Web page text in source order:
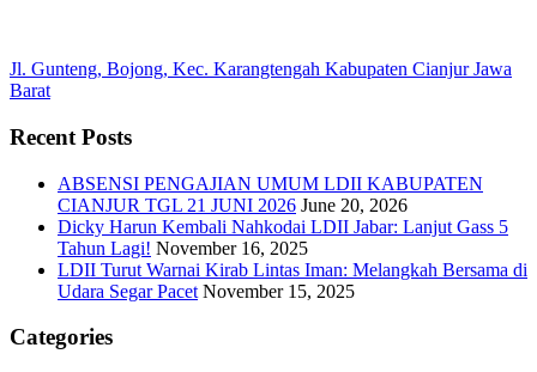
Jl. Gunteng, Bojong, Kec. Karangtengah Kabupaten Cianjur Jawa
Barat
Recent Posts
ABSENSI PENGAJIAN UMUM LDII KABUPATEN
CIANJUR TGL 21 JUNI 2026 June 20, 2026
Dicky Harun Kembali Nahkodai LDII Jabar: Lanjut Gass 5
Tahun Lagi! November 16, 2025
LDII Turut Warnai Kirab Lintas Iman: Melangkah Bersama di
Udara Segar Pacet November 15, 2025
Categories